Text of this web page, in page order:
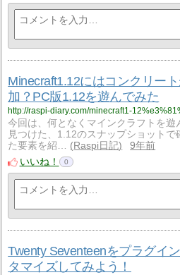
Minecraft1.12にはコンクリー
加？PC版1.12を遊んでみた
今回は、何となくマインクラフトを遊
見つけた、1.12のスナップショットで
た要素を紹…
Raspi日記
9年前
いいね！
0
Twenty Seventeenをプラグイ
タマイズしてみよう！